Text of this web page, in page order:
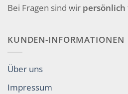
Bei Fragen sind wir persönlich
KUNDEN-INFORMATIONEN
Über uns
Impressum